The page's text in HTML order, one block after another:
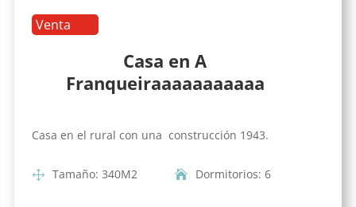
Venta
Casa en A
Franqueiraaaaaaaaaaa
Casa en el rural con una construcción 1943.
Tamaño: 340M2 Dormitorios: 6